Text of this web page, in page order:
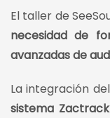
El taller de
necesidad de
avanzadas de
La integración del
sistema